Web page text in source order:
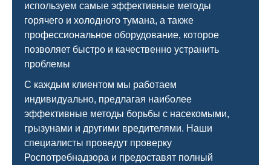
используем самые эффективные методы
горячего и холодного тумана, а также
профессиональное оборудование, которое
позволяет быстро и качественно устранить
проблемы
С каждым клиентом мы работаем
индивидуально, предлагая наиболее
эффективные методы борьбы с насекомыми,
грызунами и другими вредителями. Наши
специалисты проведут проверку
Роспотребнадзора и предоставят полный